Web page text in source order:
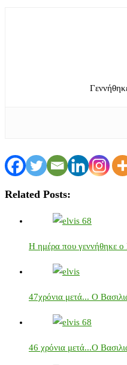
Related Posts:
Η ημέρα που γεννήθηκε ο
47χρόνια μετά... Ο
46 χρόνια μετά...Ο